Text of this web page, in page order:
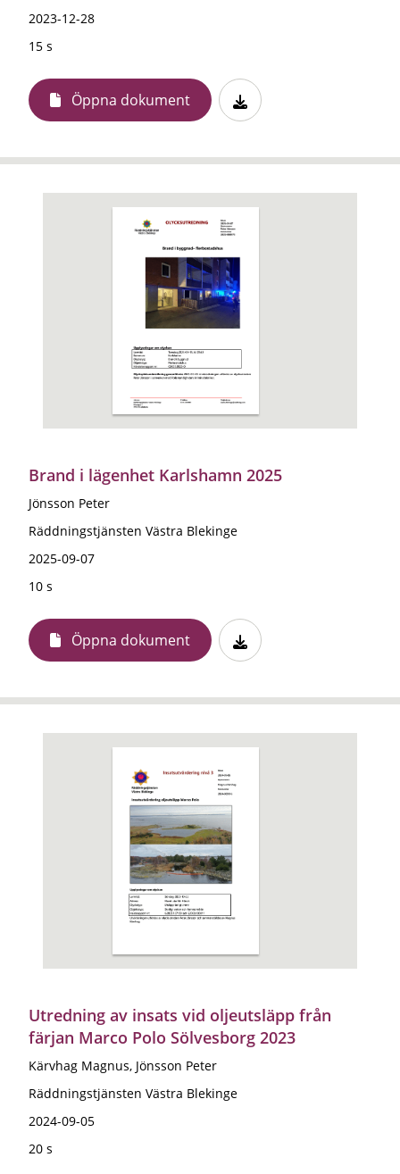
2023-12-28
15 s
Öppna dokument
Brand i lägenhet Karlshamn 2025
Jönsson Peter
Räddningstjänsten Västra Blekinge
2025-09-07
10 s
Öppna dokument
Utredning av insats vid oljeutsläpp från
färjan Marco Polo Sölvesborg 2023
Kärvhag Magnus, Jönsson Peter
Räddningstjänsten Västra Blekinge
2024-09-05
20 s